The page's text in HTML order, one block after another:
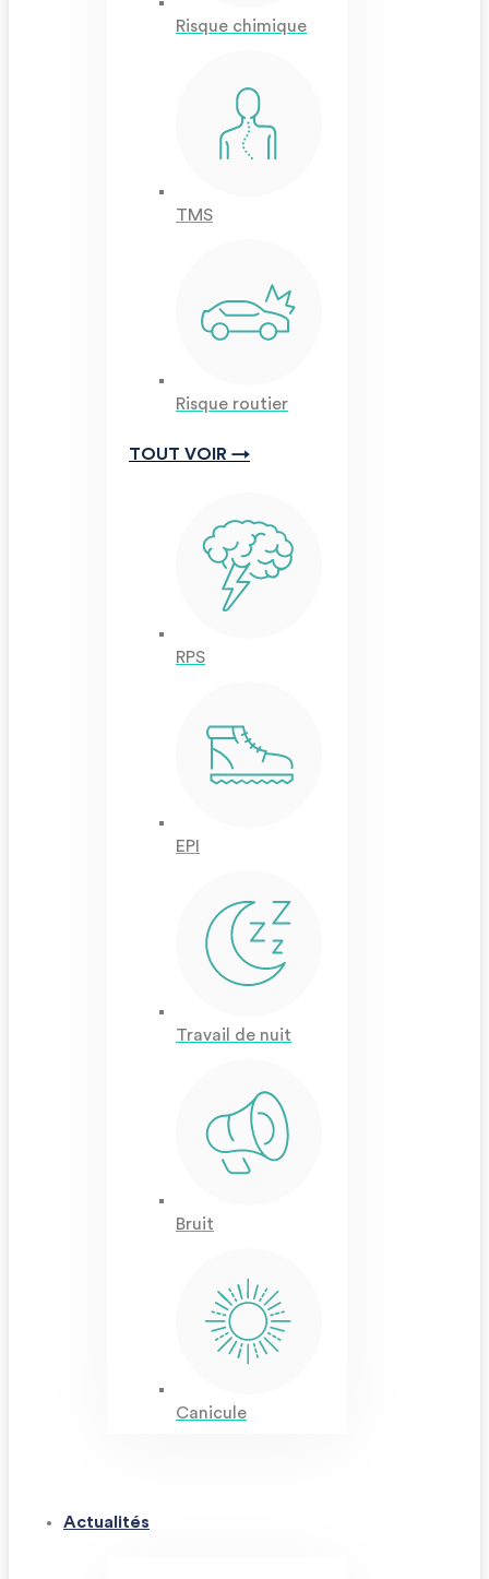
Risque chimique
TMS
Risque routier
TOUT VOIR →
RPS
EPI
Travail de nuit
Bruit
Canicule
Actualités